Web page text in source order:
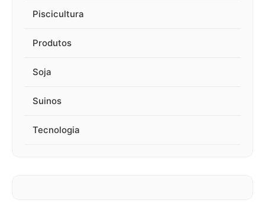
Piscicultura
Produtos
Soja
Suinos
Tecnologia